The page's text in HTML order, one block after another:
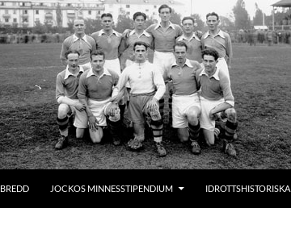
BREDD JOCKOS MINNESSTIPENDIUM IDROTTSHISTORISKA